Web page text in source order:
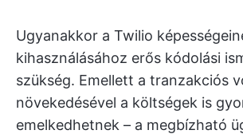
Ugyanakkor a Twilio
kihasználásához erős kódolási
szükség. Emellett a tranzakciós
növekedésével a költségek is
emelkedhetnek – a megbízható